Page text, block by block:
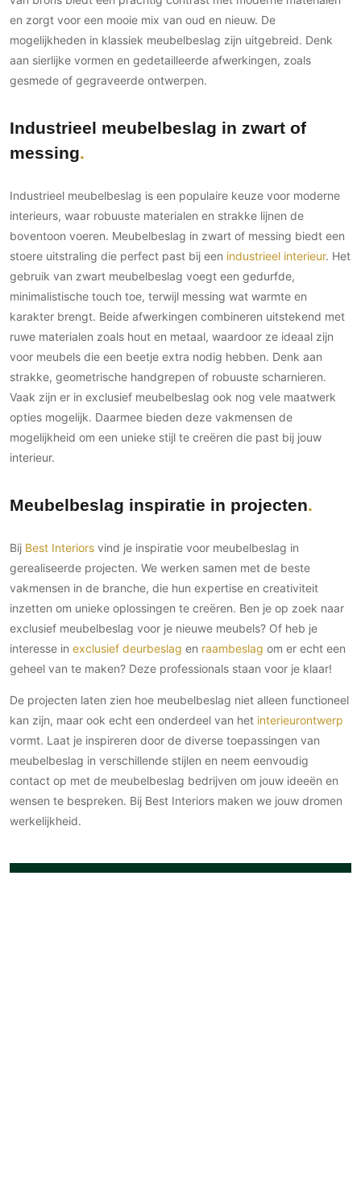
en zorgt voor een mooie mix van oud en nieuw. De
mogelijkheden in klassiek meubelbeslag zijn uitgebreid. Denk
aan sierlijke vormen en gedetailleerde afwerkingen, zoals
gesmede of gegraveerde ontwerpen.
Industrieel meubelbeslag in zwart of
messing
Industrieel meubelbeslag is een populaire keuze voor moderne
interieurs, waar robuuste materialen en strakke lijnen de
boventoon voeren. Meubelbeslag in zwart of messing biedt een
stoere uitstraling die perfect past bij een industrieel interieur. Het
gebruik van zwart meubelbeslag voegt een gedurfde,
minimalistische touch toe, terwijl messing wat warmte en
karakter brengt. Beide afwerkingen combineren uitstekend met
ruwe materialen zoals hout en metaal, waardoor ze ideaal zijn
voor meubels die een beetje extra nodig hebben. Denk aan
strakke, geometrische handgrepen of robuuste scharnieren.
Vaak zijn er in exclusief meubelbeslag ook nog vele maatwerk
opties mogelijk. Daarmee bieden deze vakmensen de
mogelijkheid om een unieke stijl te creëren die past bij jouw
interieur.
Meubelbeslag inspiratie in projecten
Bij Best Interiors vind je inspiratie voor meubelbeslag in
gerealiseerde projecten. We werken samen met de beste
vakmensen in de branche, die hun expertise en creativiteit
inzetten om unieke oplossingen te creëren. Ben je op zoek naar
exclusief meubelbeslag voor je nieuwe meubels? Of heb je
interesse in exclusief deurbeslag en raambeslag om er echt een
geheel van te maken? Deze professionals staan voor je klaar!
De projecten laten zien hoe meubelbeslag niet alleen functioneel
kan zijn, maar ook echt een onderdeel van het interieurontwerp
vormt. Laat je inspireren door de diverse toepassingen van
meubelbeslag in verschillende stijlen en neem eenvoudig
contact op met de meubelbeslag bedrijven om jouw ideeën en
wensen te bespreken. Bij Best Interiors maken we jouw dromen
werkelijkheid.